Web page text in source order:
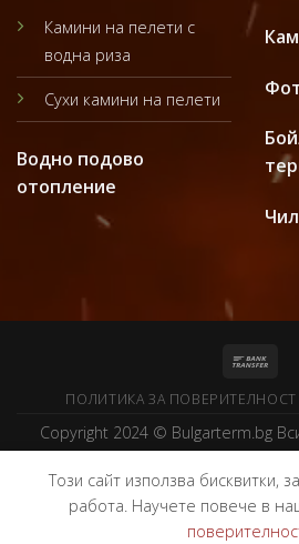
Камини на пелети с
водна риза
Сухи камини на пелети
Водно подово
отопление
ПОЛИТИКА ЗА ПОВЕРИТЕЛНОСТ
Copyright 2024 © Bulgarterm.bg
Този сайт използва бисквитки,
работа. Научете повече в